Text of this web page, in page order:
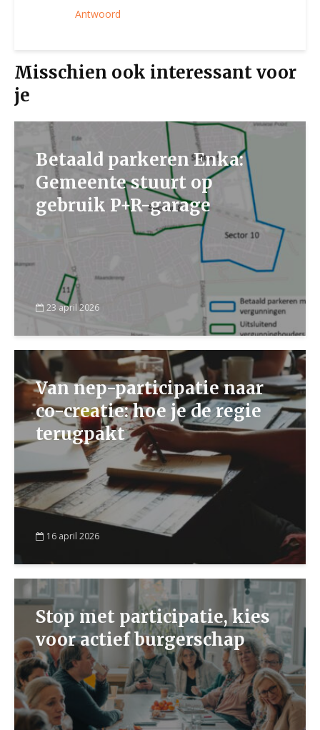
Antwoord
Misschien ook interessant voor
je
Betaald parkeren Enka:
Gemeente stuurt op
gebruik P+R-garage
23 april 2026
Van nep-participatie naar
co-creatie: hoe je de regie
terugpakt
16 april 2026
Stop met participatie, kies
voor actief burgerschap